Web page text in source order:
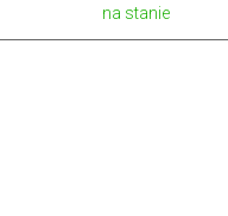
na stanie